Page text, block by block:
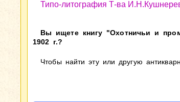
Типо-литография Т-ва
Вы ищете книгу "Охотничьи и
1902 г.?
Чтобы найти эту или другую